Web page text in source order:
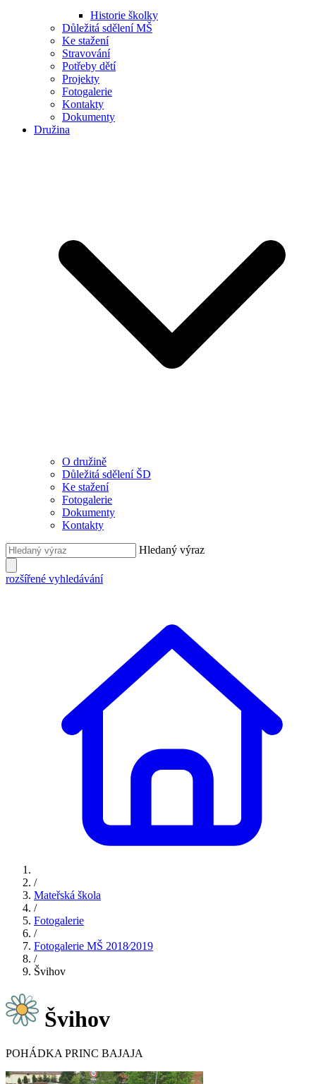
Historie školky
Důležitá sdělení MŠ
Ke stažení
Stravování
Potřeby dětí
Projekty
Fotogalerie
Kontakty
Dokumenty
Družina
O družině
Důležitá sdělení ŠD
Ke stažení
Fotogalerie
Dokumenty
Kontakty
Hledaný výraz
rozšířené vyhledávání
/
Mateřská škola
/
Fotogalerie
/
Fotogalerie MŠ 2018⁄2019
/
Švihov
Švihov
POHÁDKA PRINC BAJAJA